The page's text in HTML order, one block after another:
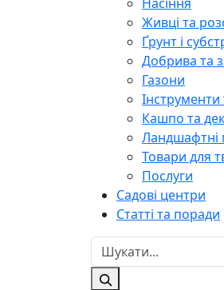
Живці та
Ґрунт і
Добрива та
Газони
Інструменти
Кашпо та
Ландшафтні
Товари для
Послуги
Садові центри
Статті та поради